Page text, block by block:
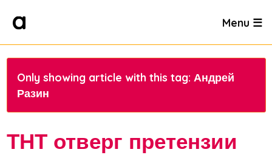
Menu ☰
Only showing article with this tag: Андрей
Разин
ТНТ отверг претензии